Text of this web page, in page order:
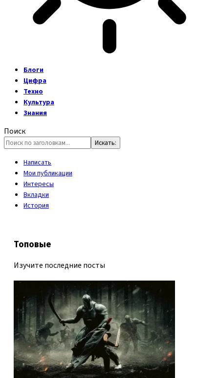
Блоги
Цифра
Техно
Культура
Знания
Поиск
Написать
Мои публикации
Интересы
Вкладки
История
Топовые
Изучите последние посты